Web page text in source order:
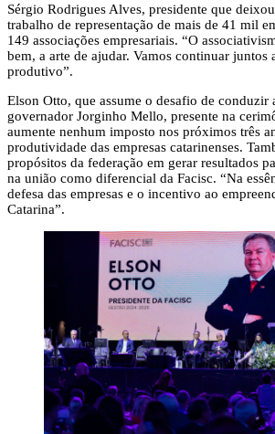
Sérgio Rodrigues Alves, presidente que
trabalho de representação de mais de 41 mil
149 associações empresariais. “O
bem, a arte de ajudar. Vamos continuar juntos
produtivo”.
Elson Otto, que assume o desafio de conduzir
governador Jorginho Mello, presente na
aumente nenhum imposto nos próximos três
produtividade das empresas catarinenses.
propósitos da federação em gerar resultados
na união como diferencial da Facisc. “Na
defesa das empresas e o incentivo ao
Catarina”.